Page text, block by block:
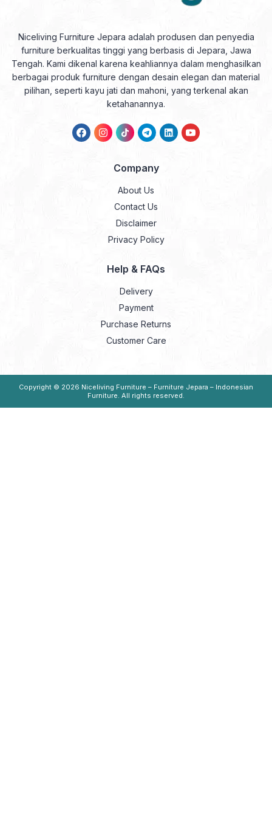
Niceliving Furniture Jepara adalah produsen dan penyedia
furniture berkualitas tinggi yang berbasis di Jepara, Jawa
Tengah. Kami dikenal karena keahliannya dalam menghasilkan
berbagai produk furniture dengan desain elegan dan material
pilihan, seperti kayu jati dan mahoni, yang terkenal akan
ketahanannya.
Company
About Us
Contact Us
Disclaimer
Privacy Policy
Help & FAQs
Delivery
Payment
Purchase Returns
Customer Care
Copyright © 2026 Niceliving Furniture – Furniture Jepara – Indonesian
Furniture. All rights reserved.